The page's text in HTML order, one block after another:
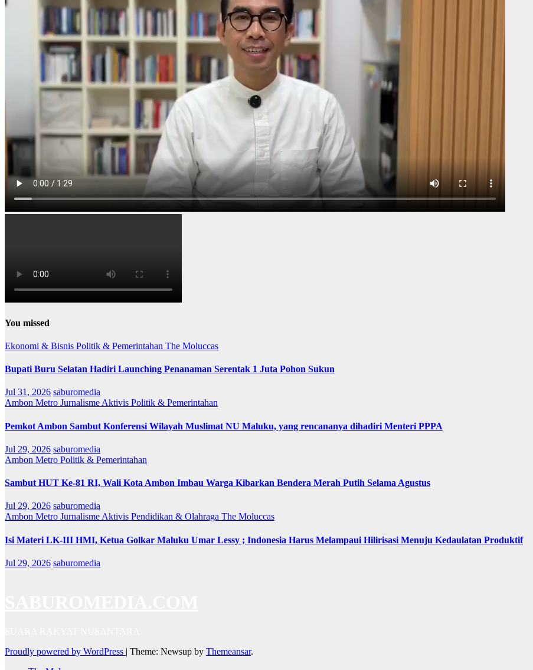
You missed
Ekonomi & Bisnis Politik & Pemerintahan The Moluccas
Bupati Buru Selatan Hadiri Launching Penanaman Serentak 1 Juta Pohon Sukun
Jul 31, 2026 saburomedia
Ambon Metro Jurnalisme Aktivis Politik & Pemerintahan
Pemkot Ambon Sambut Konferensi Wilayah Muslimat NU Maluku, yang rencananya dihadiri Menteri PPPA
Jul 29, 2026 saburomedia
Ambon Metro Politik & Pemerintahan
Sambut HUT Ke-81 RI, Wali Kota Ambon Imbau Warga Kibarkan Bendera Merah Putih Selama Agustus
Jul 29, 2026 saburomedia
Ambon Metro Jurnalisme Aktivis Pendidikan & Olahraga The Moluccas
Isi Materi LK-III HMI, Ketua Golkar Maluku Umar Lessy ; Indonesia Harus Melampaui Hilirisasi Menuju Kedaulatan Produktif
Jul 29, 2026 saburomedia
Proudly powered by WordPress | Theme: Newsup by Themeansar.